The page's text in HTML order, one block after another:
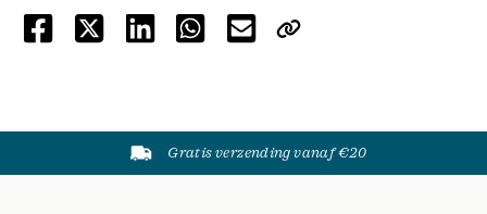
Gratis verzending vanaf €20